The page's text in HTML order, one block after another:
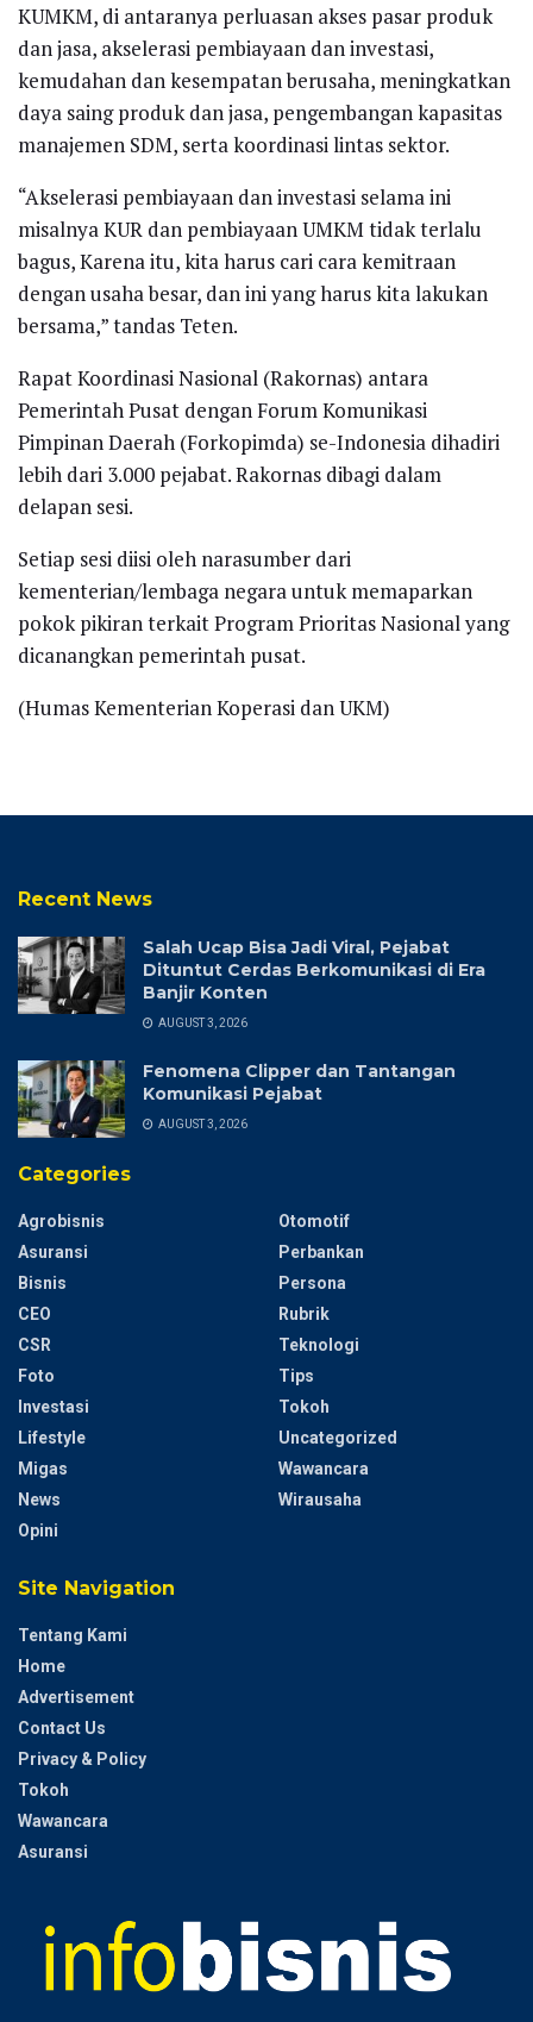
KUMKM, di antaranya perluasan akses pasar produk
dan jasa, akselerasi pembiayaan dan investasi,
kemudahan dan kesempatan berusaha, meningkatkan
daya saing produk dan jasa, pengembangan kapasitas
manajemen SDM, serta koordinasi lintas sektor.
“Akselerasi pembiayaan dan investasi selama ini
misalnya KUR dan pembiayaan UMKM tidak terlalu
bagus, Karena itu, kita harus cari cara kemitraan
dengan usaha besar, dan ini yang harus kita lakukan
bersama,” tandas Teten.
Rapat Koordinasi Nasional (Rakornas) antara
Pemerintah Pusat dengan Forum Komunikasi
Pimpinan Daerah (Forkopimda) se-Indonesia dihadiri
lebih dari 3.000 pejabat. Rakornas dibagi dalam
delapan sesi.
Setiap sesi diisi oleh narasumber dari
kementerian/lembaga negara untuk memaparkan
pokok pikiran terkait Program Prioritas Nasional yang
dicanangkan pemerintah pusat.
(Humas Kementerian Koperasi dan UKM)
Recent News
Salah Ucap Bisa Jadi Viral, Pejabat
Dituntut Cerdas Berkomunikasi di Era
Banjir Konten
AUGUST 3, 2026
Fenomena Clipper dan Tantangan
Komunikasi Pejabat
AUGUST 3, 2026
Categories
Agrobisnis
Asuransi
Bisnis
CEO
CSR
Foto
Investasi
Lifestyle
Migas
News
Opini
Otomotif
Perbankan
Persona
Rubrik
Teknologi
Tips
Tokoh
Uncategorized
Wawancara
Wirausaha
Site Navigation
Tentang Kami
Home
Advertisement
Contact Us
Privacy & Policy
Tokoh
Wawancara
Asuransi